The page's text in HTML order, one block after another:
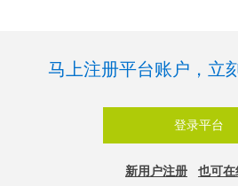
马上注册平台账户，立
登录平台
新用户注册 也可